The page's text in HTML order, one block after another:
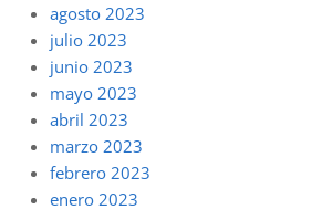
agosto 2023
julio 2023
junio 2023
mayo 2023
abril 2023
marzo 2023
febrero 2023
enero 2023